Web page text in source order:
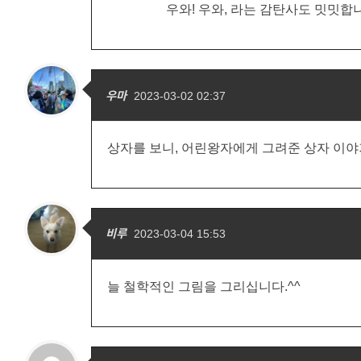
우와! 우와, 라는 감탄사도 밋밋합
우마 2023-03-02 02:37
상자를 보니, 어린왕자에게 그려준 상자 이
비루 2023-03-04 15:53
늘 철학적인 그림을 그리십니다.^^